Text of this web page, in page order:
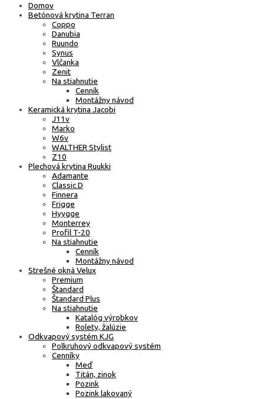
Domov
Betónová krytina Terran
Coppo
Danubia
Ruundo
Synus
Vlčanka
Zenit
Na stiahnutie
Cenník
Montážny návod
Keramická krytina Jacobi
J11v
Marko
W6v
WALTHER Stylist
Z10
Plechová krytina Ruukki
Adamante
Classic D
Finnera
Frigge
Hyygge
Monterrey
Profil T-20
Na stiahnutie
Cenník
Montážny návod
Strešné okná Velux
Premium
Štandard
Štandard Plus
Na stiahnutie
Katalóg výrobkov
Rolety, žalúzie
Odkvapový systém KJG
Polkruhový odkvapový systém
Cenníky
Meď
Titán, zinok
Pozink
Pozink lakovaný